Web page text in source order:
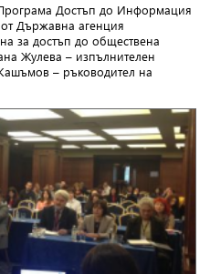
Достъп до Информация
Държавна агенция
за достъп до обществена
Жулева – изпълнителен
– ръководител на